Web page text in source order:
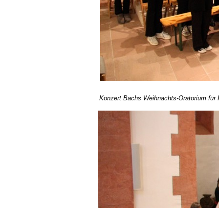
Konzert Bachs Weihnachts-Oratorium für